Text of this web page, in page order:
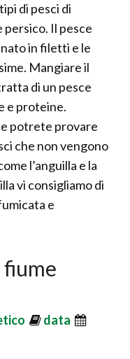
di pesci di
persico. Il pesce
in filetti e le
Mangiare il
di un pesce
e proteine.
potrete provare
che non vengono
l’anguilla e la
vi consigliamo di
e
fiume
data